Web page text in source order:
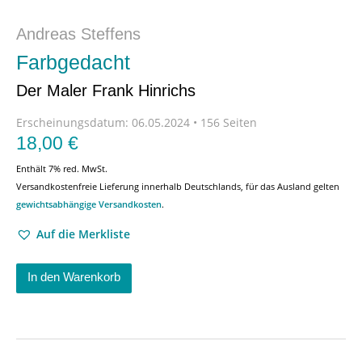
Andreas Steffens
Farbgedacht
Der Maler Frank Hinrichs
Erscheinungsdatum: 06.05.2024 • 156 Seiten
18,00 €
Enthält 7% red. MwSt.
Versandkostenfreie Lieferung innerhalb Deutschlands, für das Ausland gelten
gewichtsabhängige Versandkosten.
Auf die Merkliste
In den Warenkorb